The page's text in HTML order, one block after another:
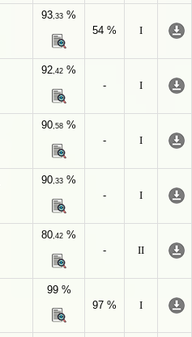
93,33 %
54 %
I
92,42 %
-
I
90,58 %
-
I
90,33 %
-
I
80,42 %
-
II
99 %
97 %
I